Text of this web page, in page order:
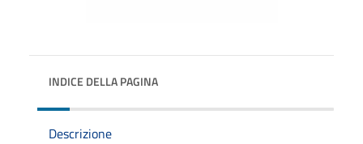
INDICE DELLA PAGINA
Descrizione